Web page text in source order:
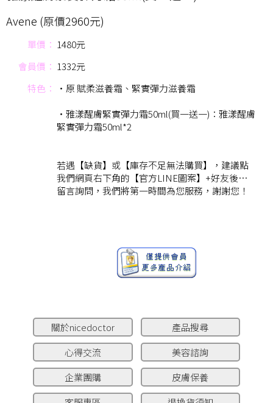
Avene (原價2960元)
單價： 1480元
會員價： 1332元
特色：
‧原 賦柔滋養霜、緊實彈力滋養霜
‧雅漾醒膚緊實彈力霜50ml(買一送一)：雅漾醒膚
緊實彈力霜50ml*2
若遇【缺貨】或【庫存不足無法購買】，建議點
我們網頁右下角的【官方LINE圖案】+好友後…
留言詢問，我們將第一時間為您服務，謝謝您！
關於nicedoctor
產品搜尋
心得交流
美容諮詢
企業團購
皮膚保養